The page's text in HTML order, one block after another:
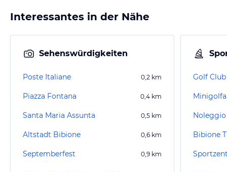
Interessantes in der Nähe
Sehenswürdigkeiten
Poste Italiane 0,2 km
Piazza Fontana 0,4 km
Santa Maria Assunta 0,5 km
Altstadt Bibione 0,6 km
Septemberfest 0,9 km
Golf
Bibione